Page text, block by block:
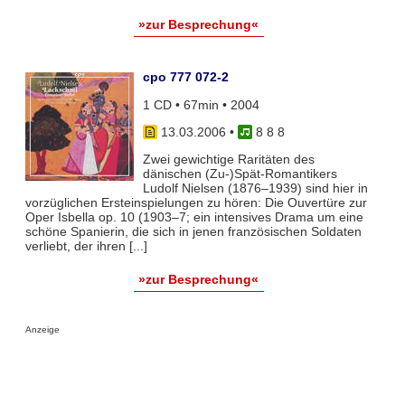
»zur Besprechung«
cpo 777 072-2
1 CD • 67min • 2004
13.03.2006 •
8 8 8
Zwei gewichtige Raritäten des
dänischen (Zu-)Spät-Romantikers
Ludolf Nielsen (1876–1939) sind hier in
vorzüglichen Ersteinspielungen zu hören: Die Ouvertüre zur
Oper Isbella op. 10 (1903–7; ein intensives Drama um eine
schöne Spanierin, die sich in jenen französischen Soldaten
verliebt, der ihren [...]
»zur Besprechung«
Anzeige